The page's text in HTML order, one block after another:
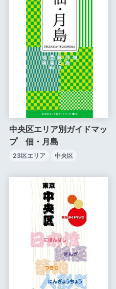
中央区エリア別ガイドマッ
プ 佃・月島
23区エリア 中央区